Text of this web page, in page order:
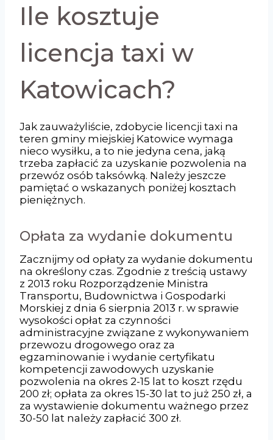
Ile kosztuje
licencja taxi w
Katowicach?
Jak zauważyliście, zdobycie licencji taxi na
teren gminy miejskiej Katowice wymaga
nieco wysiłku, a to nie jedyna cena, jaką
trzeba zapłacić za uzyskanie pozwolenia na
przewóz osób taksówką. Należy jeszcze
pamiętać o wskazanych poniżej kosztach
pieniężnych.
Opłata za wydanie dokumentu
Zacznijmy od opłaty za wydanie dokumentu
na określony czas. Zgodnie z treścią ustawy
z 2013 roku Rozporządzenie Ministra
Transportu, Budownictwa i Gospodarki
Morskiej z dnia 6 sierpnia 2013 r. w sprawie
wysokości opłat za czynności
administracyjne związane z wykonywaniem
przewozu drogowego oraz za
egzaminowanie i wydanie certyfikatu
kompetencji zawodowych uzyskanie
pozwolenia na okres 2-15 lat to koszt rzędu
200 zł; opłata za okres 15-30 lat to już 250 zł, a
za wystawienie dokumentu ważnego przez
30-50 lat należy zapłacić 300 zł.